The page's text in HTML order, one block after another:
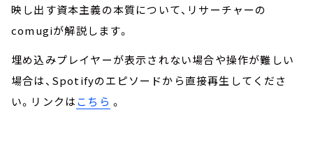
映し出す資本主義の本質について、リサーチャーの
comugiが解説します。
埋め込みプレイヤーが表示されない場合や操作が難しい
場合は、Spotifyのエピソードから直接再生してくださ
い。リンクはこちら 。